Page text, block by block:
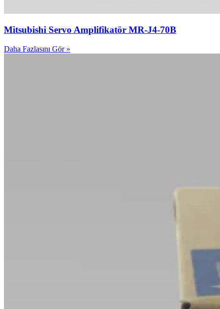
Mitsubishi Servo Amplifikatör MR-J4-70B
Daha Fazlasını Gör »